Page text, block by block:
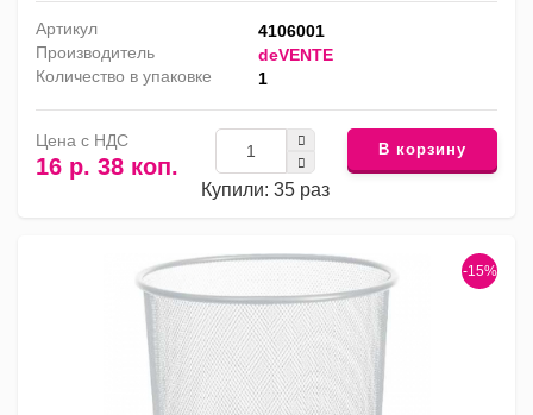
Артикул
4106001
Производитель
deVENTE
Количество в упаковке
1
Цена с НДС
16 р. 38 коп.
Купили: 35 раз
В корзину
-15%